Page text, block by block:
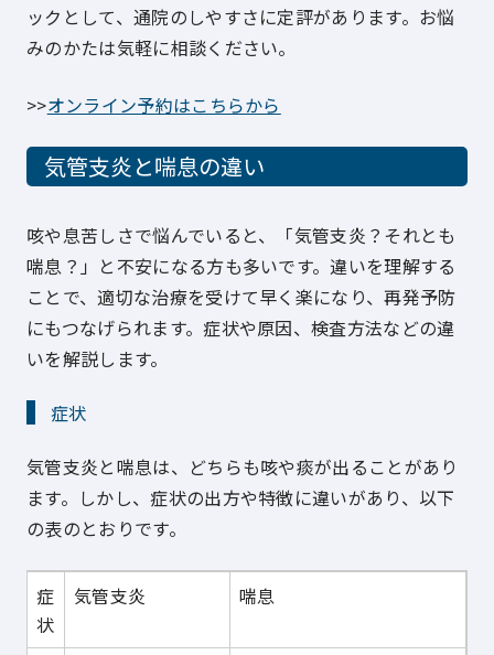
ックとして、通院のしやすさに定評があります。お悩
みのかたは気軽に相談ください。
>>オンライン予約はこちらから
気管支炎と喘息の違い
咳や息苦しさで悩んでいると、「気管支炎？それとも
喘息？」と不安になる方も多いです。違いを理解する
ことで、適切な治療を受けて早く楽になり、再発予防
にもつなげられます。症状や原因、検査方法などの違
いを解説します。
症状
気管支炎と喘息は、どちらも咳や痰が出ることがあり
ます。しかし、症状の出方や特徴に違いがあり、以下
の表のとおりです。
症
状
気管支炎 喘息